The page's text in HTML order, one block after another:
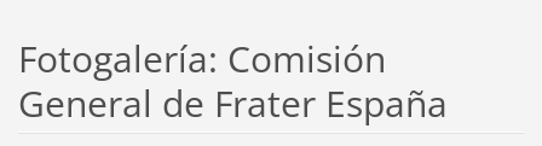
Fotogalería: Comisión
General de Frater España